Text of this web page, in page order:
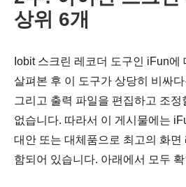
상위 6개
Iobit 스크린 레코더 도구인 iFun에
살펴본 후 이 도구가 상당히 비싸
그리고 출력 파일을 편집하고 조정
없습니다. 따라서 이 게시물에는
대안 또는 대체품으로 최고의 화면
함되어 있습니다. 아래에서 모두